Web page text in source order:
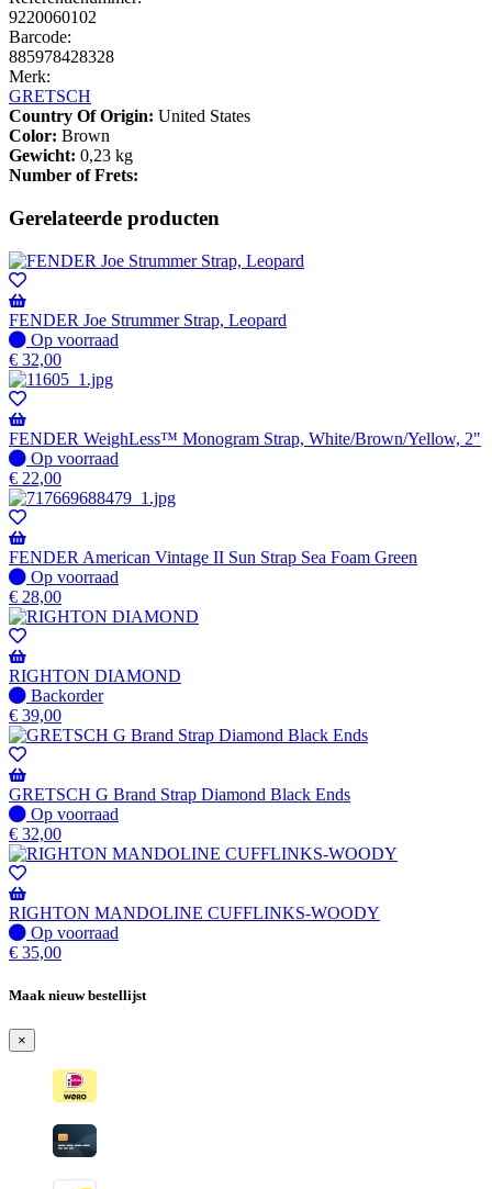
9220060102
Barcode:
885978428328
Merk:
GRETSCH
Country Of Origin: United States
Color: Brown
Gewicht: 0,23 kg
Number of Frets:
Gerelateerde producten
FENDER Joe Strummer Strap, Leopard
Op
voorraad
Op voorraad
€ 32,00
FENDER WeighLess™ Monogram Strap, White/Brown/Yellow, 2"
Op
voorraad
Op voorraad
€ 22,00
FENDER American Vintage II Sun Strap Sea Foam Green
Op
voorraad
Op voorraad
€ 28,00
RIGHTON DIAMOND
Niet
op
voorraad
-
Wordt
verzonden
wanneer
beschikbaar
Backorder
€ 39,00
GRETSCH G Brand Strap Diamond Black Ends
Op
voorraad
Op voorraad
€ 32,00
RIGHTON MANDOLINE CUFFLINKS-WOODY
Op
voorraad
Op voorraad
€ 35,00
Maak nieuw bestellijst
×